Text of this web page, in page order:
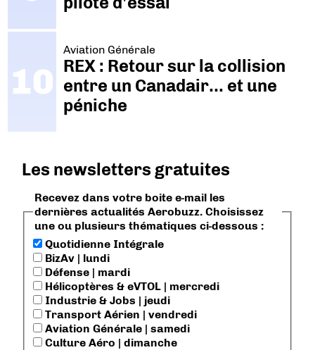
Aviation Générale
REX : Retour sur la collision
entre un Canadair… et une
péniche
Les newsletters gratuites
Recevez dans votre boite e-mail les
dernières actualités Aerobuzz. Choisissez
une ou plusieurs thématiques ci-dessous :
Quotidienne Intégrale
BizAv | lundi
Défense | mardi
Hélicoptères & eVTOL | mercredi
Industrie & Jobs | jeudi
Transport Aérien | vendredi
Aviation Générale | samedi
Culture Aéro | dimanche